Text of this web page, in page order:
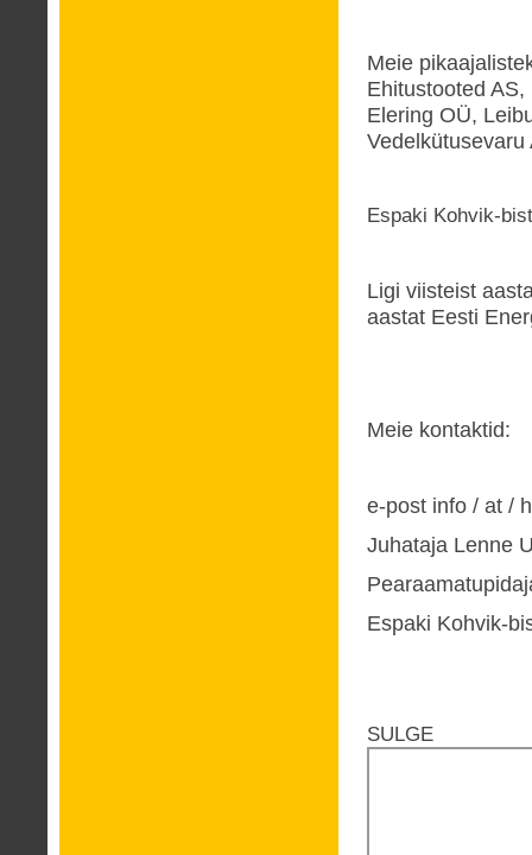
Meie
Ehitustooted
Elering OÜ,
Espaki Kohvik-
Ligi viisteist
aastat Eesti
Meie kontaktid:
e-post info / at /
Juhataja Lenne
Espaki Kohvik-
SULGE